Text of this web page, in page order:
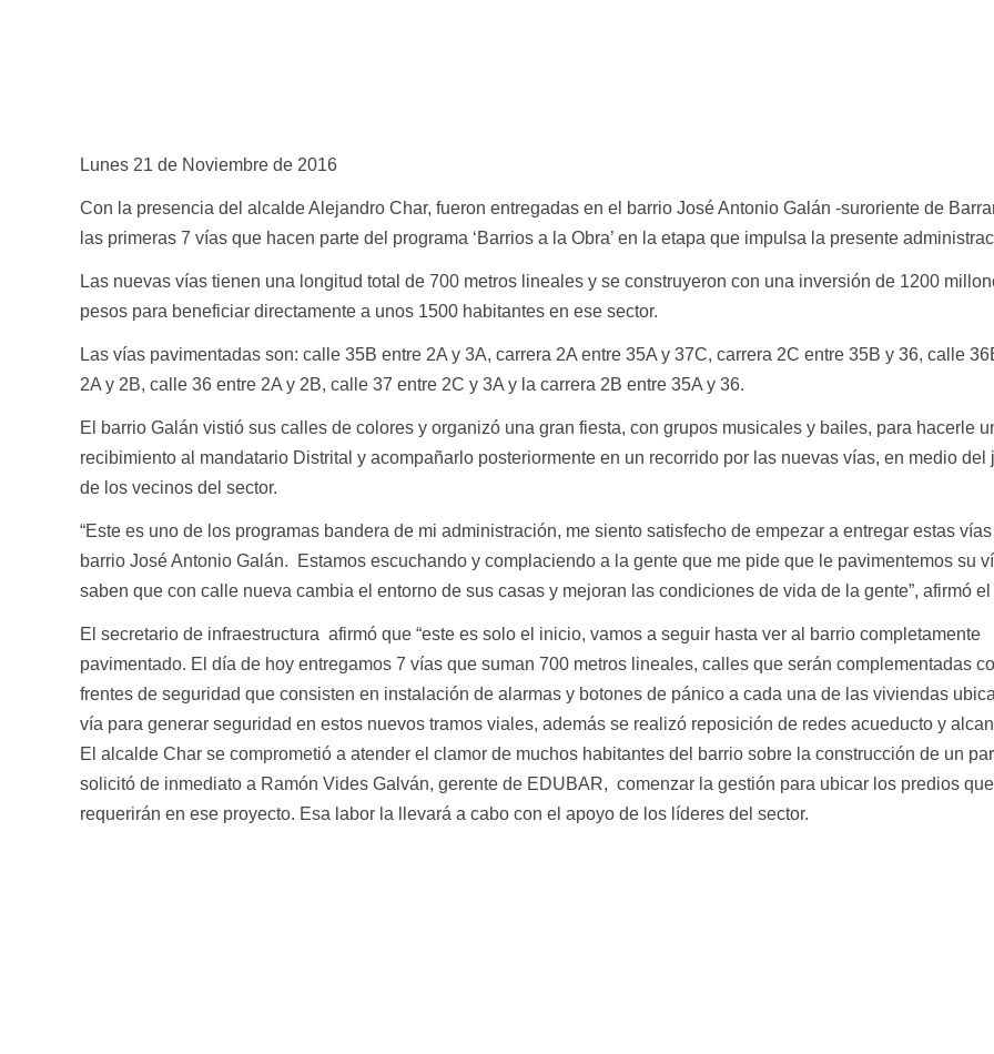
Lunes 21 de Noviembre de 2016
Con la presencia del alcalde Alejandro Char, fueron entregadas en el barrio José Antonio Galán -suroriente de
las primeras 7 vías que hacen parte del programa ‘Barrios a la Obra’ en la etapa que impulsa la presente
Las nuevas vías tienen una longitud total de 700 metros lineales y se construyeron con una inversión de 1200
pesos para beneficiar directamente a unos 1500 habitantes en ese sector.
Las vías pavimentadas son: calle 35B entre 2A y 3A, carrera 2A entre 35A y 37C, carrera 2C entre 35B y 36, calle
2A y 2B, calle 36 entre 2A y 2B, calle 37 entre 2C y 3A y la carrera 2B entre 35A y 36.
El barrio Galán vistió sus calles de colores y organizó una gran fiesta, con grupos musicales y bailes, para hacerle
recibimiento al mandatario Distrital y acompañarlo posteriormente en un recorrido por las nuevas vías, en medio del
de los vecinos del sector.
“Este es uno de los programas bandera de mi administración, me siento satisfecho de empezar a entregar estas
barrio José Antonio Galán. Estamos escuchando y complaciendo a la gente que me pide que le pavimentemos su
saben que con calle nueva cambia el entorno de sus casas y mejoran las condiciones de vida de la gente”, afirmó
El secretario de infraestructura afirmó que “este es solo el inicio, vamos a seguir hasta ver al barrio completamente
pavimentado. El día de hoy entregamos 7 vías que suman 700 metros lineales, calles que serán complementadas
frentes de seguridad que consisten en instalación de alarmas y botones de pánico a cada una de las viviendas
vía para generar seguridad en estos nuevos tramos viales, además se realizó reposición de redes acueducto y
El alcalde Char se comprometió a atender el clamor de muchos habitantes del barrio sobre la construcción de un
solicitó de inmediato a Ramón Vides Galván, gerente de EDUBAR, comenzar la gestión para ubicar los predios
requerirán en ese proyecto. Esa labor la llevará a cabo con el apoyo de los líderes del sector.